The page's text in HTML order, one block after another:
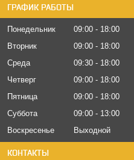
ГРАФИК РАБОТЫ
Понедельник 09:00
18:00
Вторник
09:00
18:00
Среда
09:30
18:00
Четверг
09:00
18:00
Пятница
09:00
18:00
Суббота
09:00
13:00
Воскресенье
Выходной
КОНТАКТЫ